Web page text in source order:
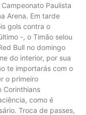
Paulista
Arena. Em tarde
gols contra o
-, o Timão selou
Bull no domingo
do interior, por sua
te importarás com o
o primeiro
Corinthians
como é
Troca de passes,